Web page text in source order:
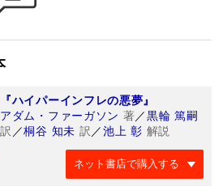
『ハイパーインフレの悪夢』
アダム・ファーガソン 著 ／黒輪 篤嗣
訳 ／桐谷 知未 訳 ／池上 彰 解説
ネット書店で購入する